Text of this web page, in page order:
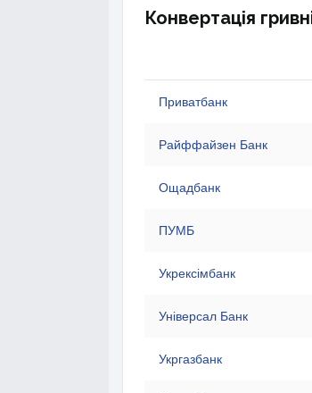
Конвертація
Приватбанк
Райффайзен Банк
Ощадбанк
ПУМБ
Укрексімбанк
Універсал Банк
Укргазбанк